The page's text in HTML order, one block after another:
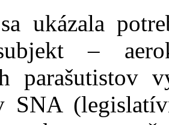
ukázala
–
parašutistov
SNA